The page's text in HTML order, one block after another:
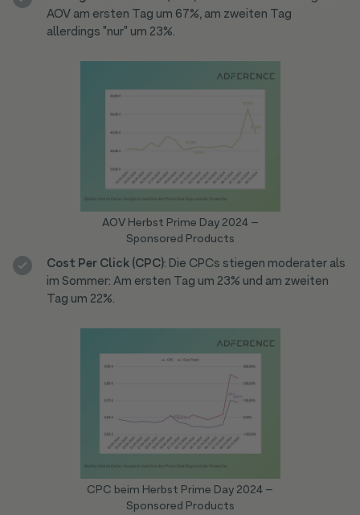
AOV am ersten Tag um 67%, am zweiten Tag
allerdings "nur" um 23%.
AOV Herbst Prime Day 2024 –
Sponsored Products
Cost Per Click (CPC): Die CPCs stiegen moderater als
im Sommer: Am ersten Tag um 23% und am zweiten
Tag um 22%.
CPC beim Herbst Prime Day 2024 –
Sponsored Products